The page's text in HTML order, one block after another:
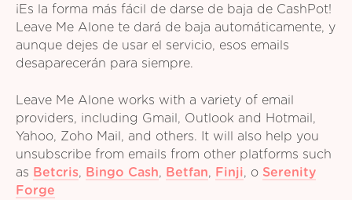
¡Es la forma más fácil de darse de baja de CashPot!
Leave Me Alone te dará de baja automáticamente, y
aunque dejes de usar el servicio, esos emails
desaparecerán para siempre.
Leave Me Alone works with a variety of email
providers, including Gmail, Outlook and Hotmail,
Yahoo, Zoho Mail, and others. It will also help you
unsubscribe from emails from other platforms such
as Betcris, Bingo Cash, Betfan, Finji, o Serenity
Forge